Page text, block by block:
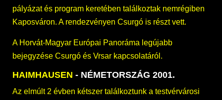
pályázat és program keretében találkoztak nemrégiben
Kaposváron. A rendezvényen Csurgó is részt vett.
A Horvát-Magyar Európai Panoráma legújabb
bejegyzése Csurgó és Vrsar kapcsolatáról.
HAIMHAUSEN - NÉMETORSZÁG 2001.
Az elmúlt 2 évben kétszer találkoztunk a testvérvárosi